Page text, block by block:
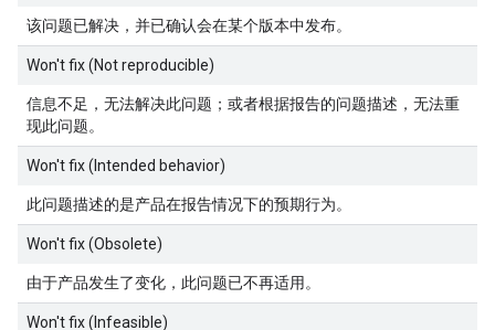
该问题已解决，并已确认会在某个版本中发布。
Won't fix (Not reproducible)
信息不足，无法解决此问题；或者根据报告的问题描述，无法重
现此问题。
Won't fix (Intended behavior)
此问题描述的是产品在报告情况下的预期行为。
Won't fix (Obsolete)
由于产品发生了变化，此问题已不再适用。
Won't fix (Infeasible)